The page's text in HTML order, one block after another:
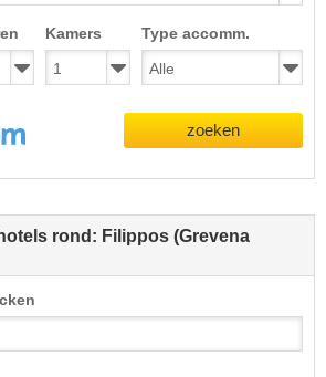
Kamers Type accomm.
zoeken
rond: Filippos (Grevena